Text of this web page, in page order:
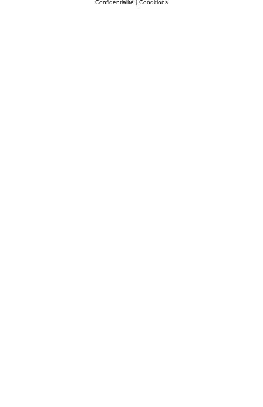
Confidentialité | Conditions